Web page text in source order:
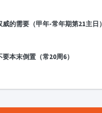
威的需要（甲年-常年期第21主日）
要本末倒置（常20周6）